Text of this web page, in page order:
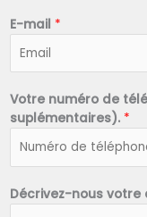
*
E-mail *
Votre numéro de
suplémentaires). *
Décrivez-nous votre